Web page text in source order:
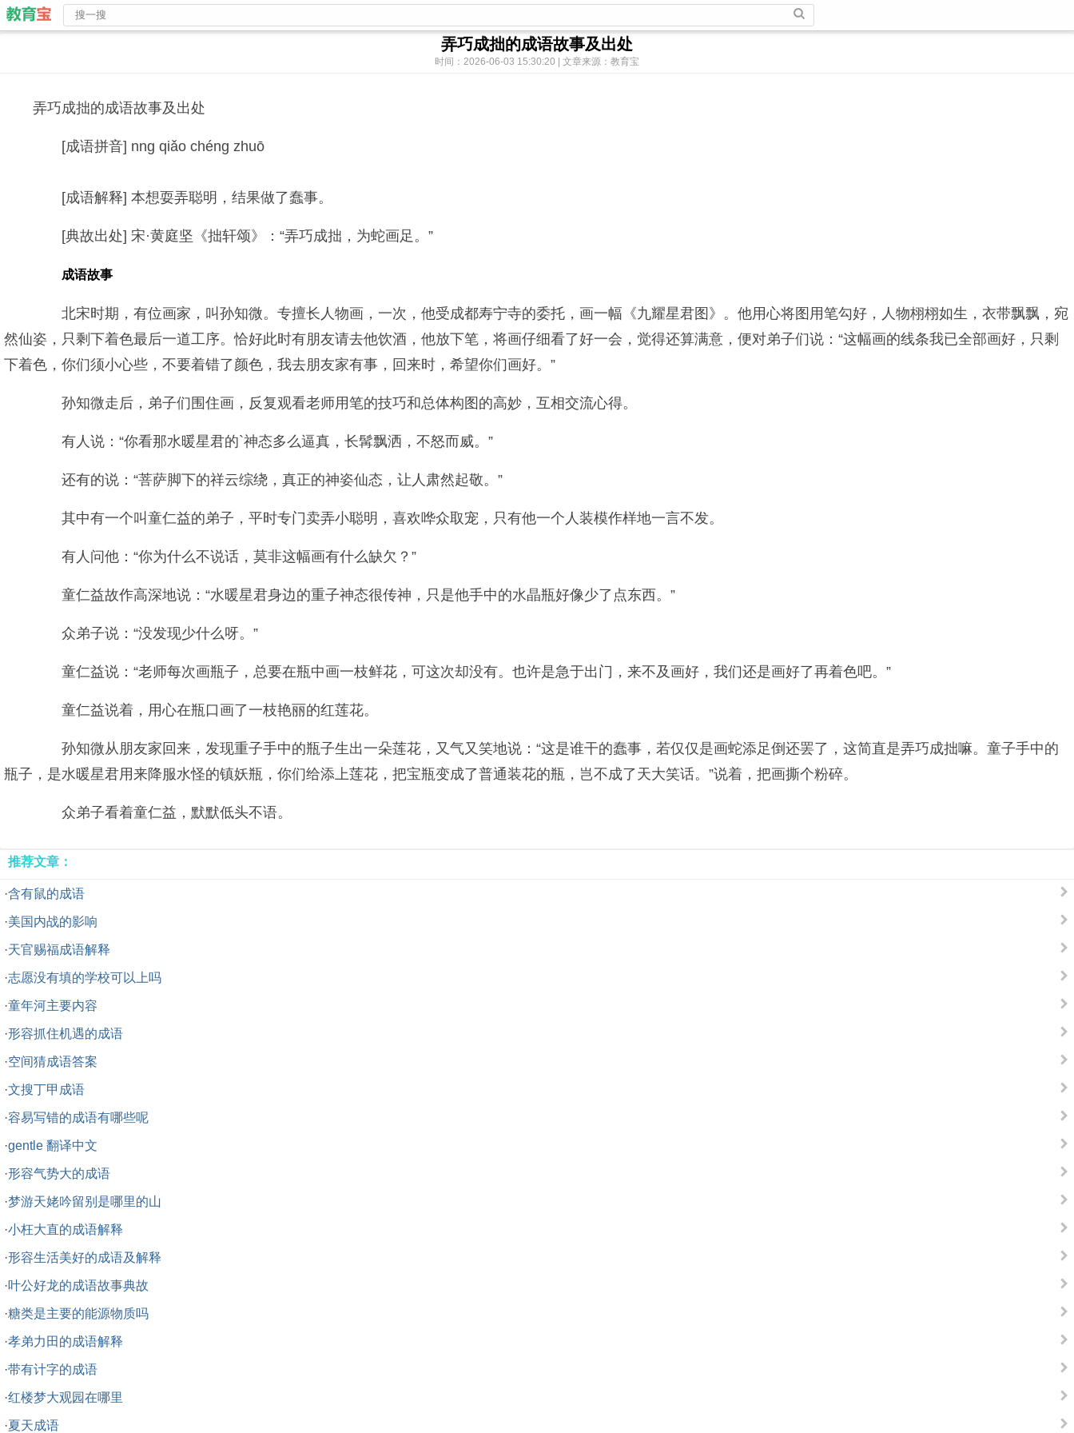
弄巧成拙的成语故事及出处
时间：2026-06-03 15:30:20 | 文章来源：教育宝
弄巧成拙的成语故事及出处
[成语拼音] nng qiǎo chéng zhuō
[成语解释] 本想耍弄聪明，结果做了蠢事。
[典故出处] 宋·黄庭坚《拙轩颂》：“弄巧成拙，为蛇画足。”
成语故事
北宋时期，有位画家，叫孙知微。专擅长人物画，一次，他受成都寿宁寺的委托，画一幅《九耀星君图》。他用心将图用笔勾好，人物栩栩如生，衣带飘飘，宛
然仙姿，只剩下着色最后一道工序。恰好此时有朋友请去他饮酒，他放下笔，将画仔细看了好一会，觉得还算满意，便对弟子们说：“这幅画的线条我已全部画好，只剩
下着色，你们须小心些，不要着错了颜色，我去朋友家有事，回来时，希望你们画好。”
孙知微走后，弟子们围住画，反复观看老师用笔的技巧和总体构图的高妙，互相交流心得。
有人说：“你看那水暖星君的`神态多么逼真，长髯飘洒，不怒而威。”
还有的说：“菩萨脚下的祥云综绕，真正的神姿仙态，让人肃然起敬。”
其中有一个叫童仁益的弟子，平时专门卖弄小聪明，喜欢哗众取宠，只有他一个人装模作样地一言不发。
有人问他：“你为什么不说话，莫非这幅画有什么缺欠？”
童仁益故作高深地说：“水暖星君身边的重子神态很传神，只是他手中的水晶瓶好像少了点东西。”
众弟子说：“没发现少什么呀。”
童仁益说：“老师每次画瓶子，总要在瓶中画一枝鲜花，可这次却没有。也许是急于出门，来不及画好，我们还是画好了再着色吧。”
童仁益说着，用心在瓶口画了一枝艳丽的红莲花。
孙知微从朋友家回来，发现重子手中的瓶子生出一朵莲花，又气又笑地说：“这是谁干的蠢事，若仅仅是画蛇添足倒还罢了，这简直是弄巧成拙嘛。童子手中的
瓶子，是水暖星君用来降服水怪的镇妖瓶，你们给添上莲花，把宝瓶变成了普通装花的瓶，岂不成了天大笑话。”说着，把画撕个粉碎。
众弟子看着童仁益，默默低头不语。
推荐文章：
·含有鼠的成语
·美国内战的影响
·天官赐福成语解释
·志愿没有填的学校可以上吗
·童年河主要内容
·形容抓住机遇的成语
·空间猜成语答案
·文搜丁甲成语
·容易写错的成语有哪些呢
·gentle 翻译中文
·形容气势大的成语
·梦游天姥吟留别是哪里的山
·小枉大直的成语解释
·形容生活美好的成语及解释
·叶公好龙的成语故事典故
·糖类是主要的能源物质吗
·孝弟力田的成语解释
·带有计字的成语
·红楼梦大观园在哪里
·夏天成语